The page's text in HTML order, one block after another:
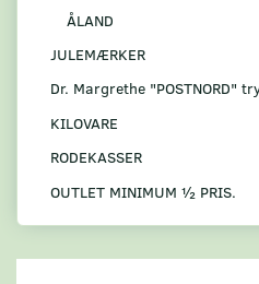
ÅLAND
JULEMÆRKER
Dr. Margrethe "POSTNORD"
KILOVARE
RODEKASSER
OUTLET MINIMUM ½ PRIS.